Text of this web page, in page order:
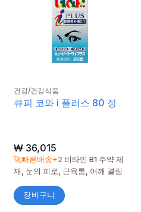
건강/건강식품
큐피 코와 i 플러스 80 정
₩36,015
🚀빠른배송+2 비타민 B1 주약 제
재, 눈의 피로, 근육통, 어깨 결림
장바구니